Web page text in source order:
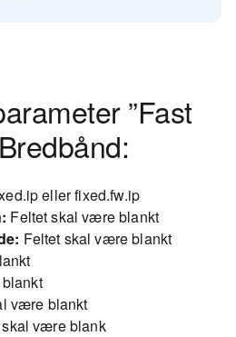
”Fast
eller fixed.fw.ip
Feltet skal være blankt
Feltet skal være blankt
være blankt
være blank